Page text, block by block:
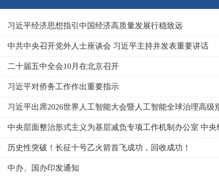
习近平经济思想指引中国经济高质量发展行稳致远
中共中央召开党外人士座谈会 习近平主持并发表重要讲话
二十届五中全会10月在北京召开
习近平对侨务工作作出重要指示
历史性突破！长征十号乙火箭首飞成功，回收成功！
中办、国办印发通知